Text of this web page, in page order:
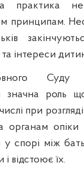
практика
принципам.
інтереси
Суду
значна роль
при розгляді
органам
спорі між
відстоює їх.